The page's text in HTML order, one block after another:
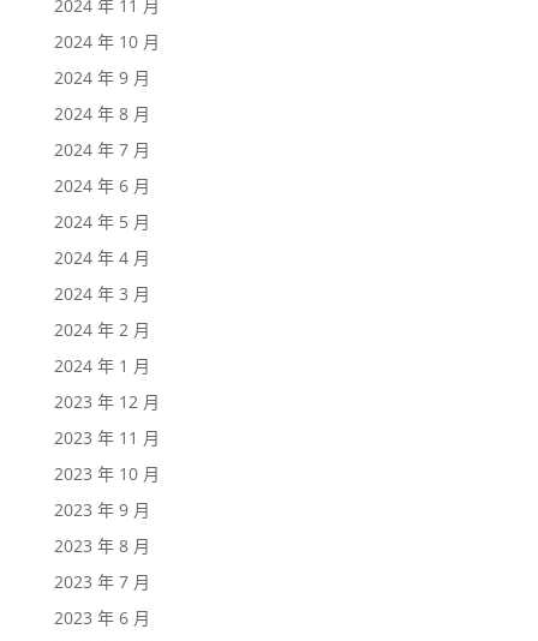
2024 年 11 月
2024 年 10 月
2024 年 9 月
2024 年 8 月
2024 年 7 月
2024 年 6 月
2024 年 5 月
2024 年 4 月
2024 年 3 月
2024 年 2 月
2024 年 1 月
2023 年 12 月
2023 年 11 月
2023 年 10 月
2023 年 9 月
2023 年 8 月
2023 年 7 月
2023 年 6 月